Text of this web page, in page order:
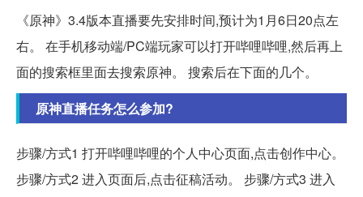
《原神》3.4版本直播要先安排时间,预计为1月6日20点左
右。 在手机移动端/PC端玩家可以打开哔哩哔哩,然后再上
面的搜索框里面去搜索原神。 搜索后在下面的几个。
原神直播任务怎么参加?
步骤/方式1 打开哔哩哔哩的个人中心页面,点击创作中心。
步骤/方式2 进入页面后,点击征稿活动。 步骤/方式3 进入